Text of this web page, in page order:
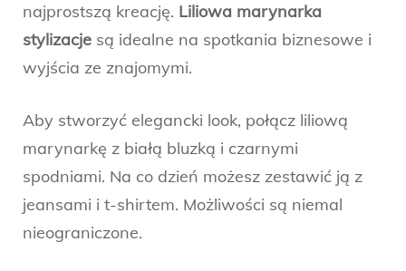
najprostszą kreację. Liliowa marynarka
stylizacje są idealne na spotkania biznesowe i
wyjścia ze znajomymi.
Aby stworzyć elegancki look, połącz liliową
marynarkę z białą bluzką i czarnymi
spodniami. Na co dzień możesz zestawić ją z
jeansami i t-shirtem. Możliwości są niemal
nieograniczone.